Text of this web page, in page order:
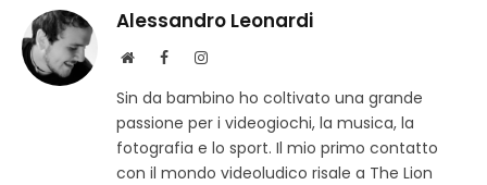
Alessandro Leonardi
S
t
o
w
F
c
e
b
I
s
t
a
Sin da bambino ho coltivato una grande
passione per i videogiochi, la musica, la
fotografia e lo sport. Il mio primo contatto
con il mondo videoludico risale a The Lion